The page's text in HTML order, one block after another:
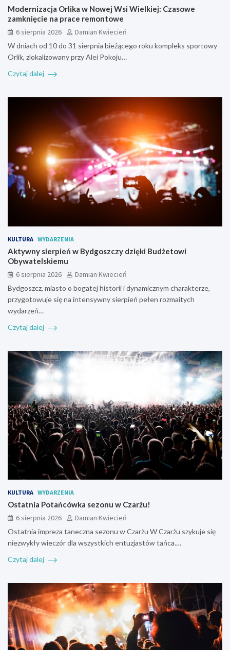
Modernizacja Orlika w Nowej Wsi Wielkiej: Czasowe
zamknięcie na prace remontowe
6 sierpnia 2026
Damian Kwiecień
W dniach od 10 do 31 sierpnia bieżącego roku kompleks sportowy
Orlik, zlokalizowany przy Alei Pokoju…
Czytaj dalej
KULTURA WYDARZENIA
Aktywny sierpień w Bydgoszczy dzięki Budżetowi
Obywatelskiemu
6 sierpnia 2026
Damian Kwiecień
Bydgoszcz, miasto o bogatej historii i dynamicznym charakterze,
przygotowuje się na intensywny sierpień pełen rozmaitych
wydarzeń…
Czytaj dalej
KULTURA WYDARZENIA
Ostatnia Potańcówka sezonu w Czarżu!
6 sierpnia 2026
Damian Kwiecień
Ostatnia impreza taneczna sezonu w Czarżu W Czarżu szykuje się
niezwykły wieczór dla wszystkich entuzjastów tańca.…
Czytaj dalej